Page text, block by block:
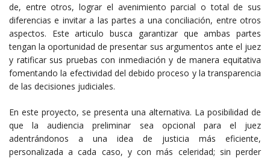
de, entre otros, lograr el avenimiento parcial o total de sus
diferencias e invitar a las partes a una conciliación, entre otros
aspectos. Este articulo busca garantizar que ambas partes
tengan la oportunidad de presentar sus argumentos ante el juez
y ratificar sus pruebas con inmediación y de manera equitativa
fomentando la efectividad del debido proceso y la transparencia
de las decisiones judiciales.
En este proyecto, se presenta una alternativa. La posibilidad de
que la audiencia preliminar sea opcional para el juez
adentrándonos a una idea de justicia más eficiente,
personalizada a cada caso, y con más celeridad; sin perder